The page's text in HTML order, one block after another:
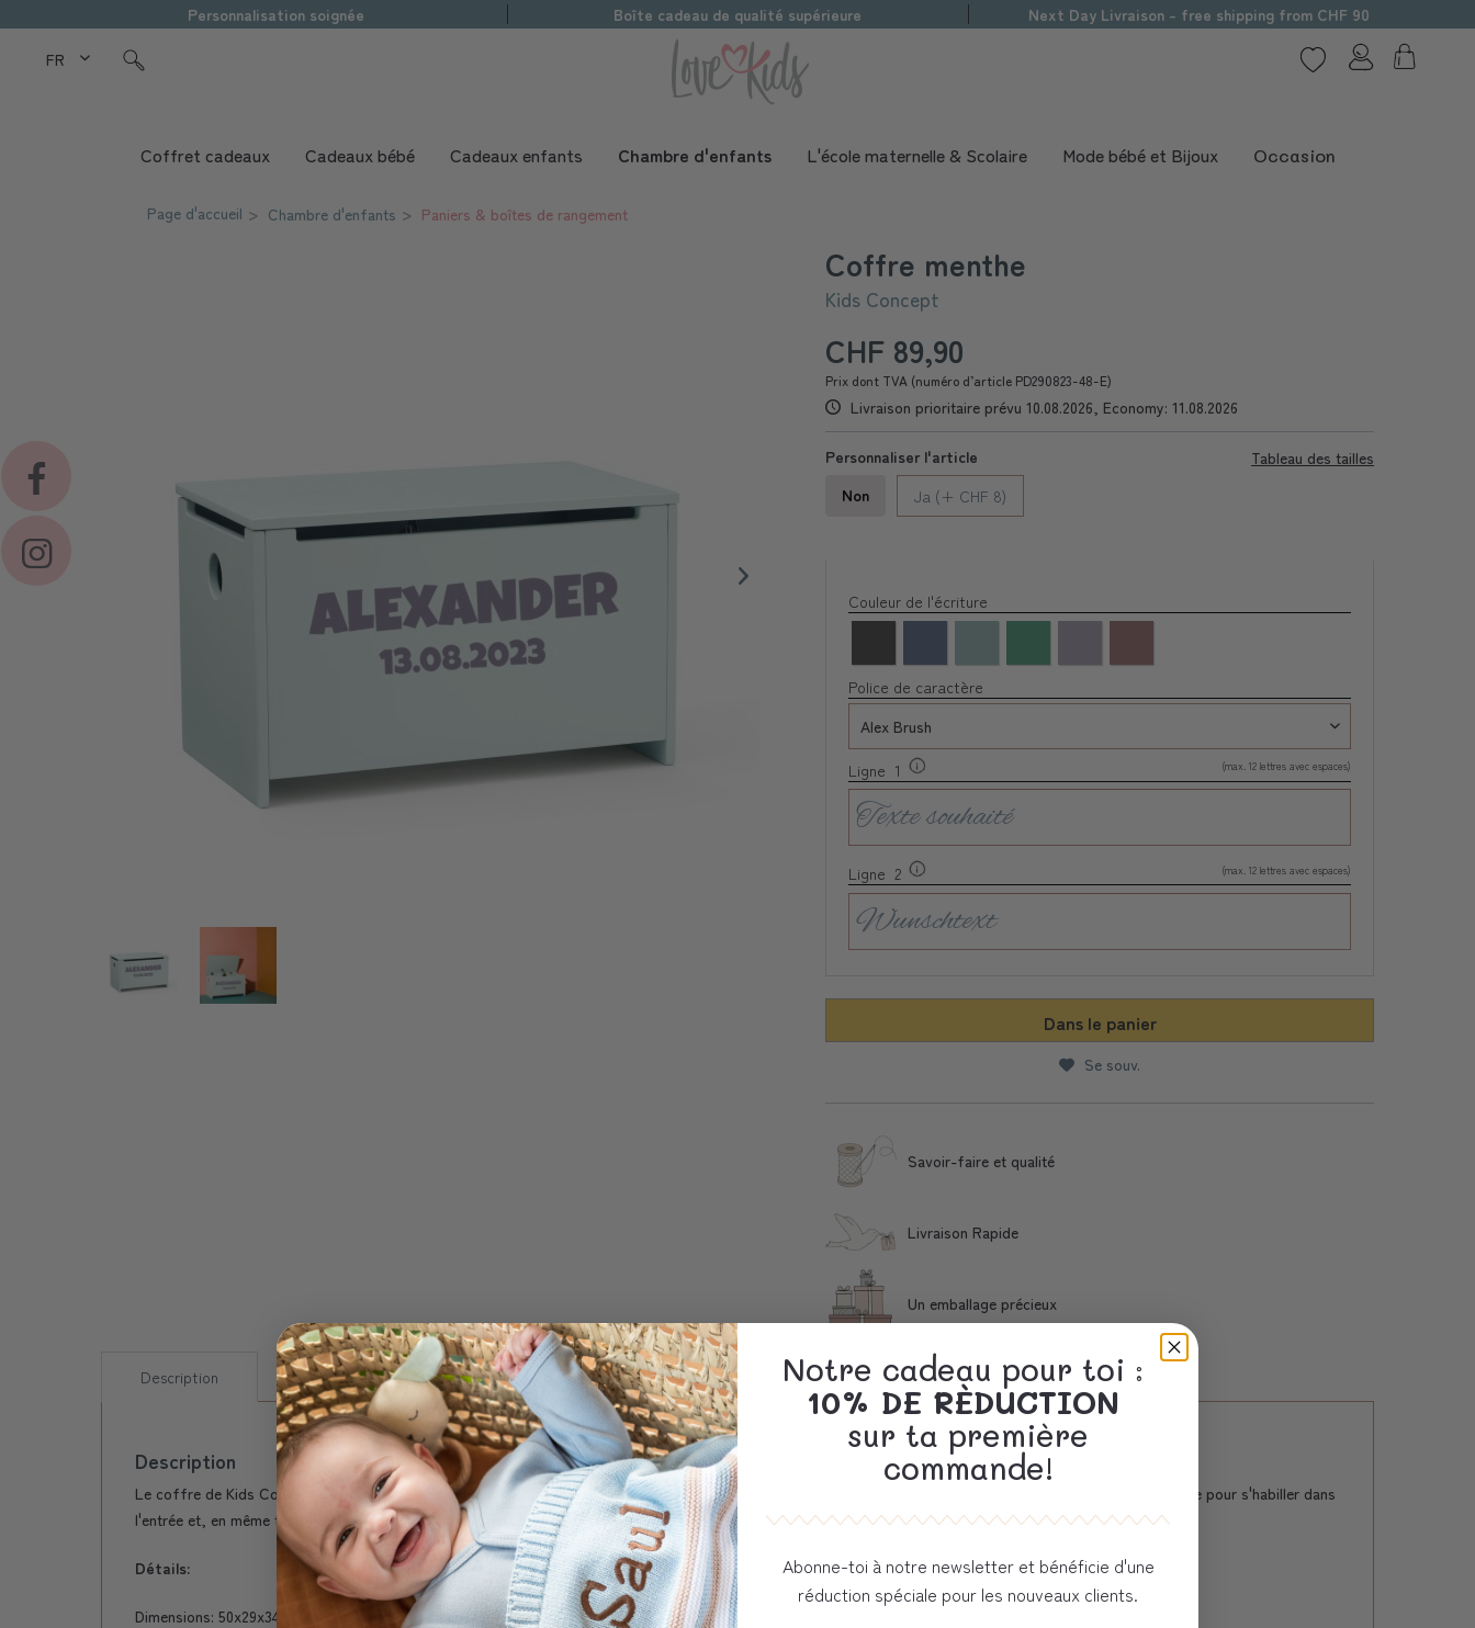
Personnalisation soignée Boîte cadeau de qualité supérieure Next Day Livraison - free shipping from CHF 90
FR Love Kids
Coffret cadeaux Cadeaux bébé Cadeaux enfants Chambre d'enfants L'école maternelle & Scolaire Mode bébé et Bijoux Occasion
Page d'accueil Chambre d'enfants Paniers & boîtes de rangement
Coffre menthe
Kids Concept
CHF 89,90
Prix dont TVA (numéro d’article PD290823-48-E)
Livraison prioritaire prévu 10.08.2026, Economy: 11.08.2026
Tableau des tailles
Personnaliser l'article
Non
Ja (+ CHF 8)
Couleur de l'écriture
Police de caractère
Ligne 1 (max. 12 lettres avec espaces)
Ligne 2 (max. 12 lettres avec espaces)
Dans le panier
Se souv.
Savoir-faire et qualité
Livraison Rapide
Un emballage précieux
Description Livraison FAQs Clientèle etreprises
Description
Le coffre de Kids Concept est un meuble de rangement pratique pour les jouets, qui s'adapte à toutes les pièces de la maison. Il peut également servir de siège pour s'habiller dans
l'entrée et, en même temps, de rangement pour les gants, chapeaux, etc.
Détails:
Dimensions: 50x29x34 cm. Hauteur d'assise: 31 cm.
Notre cadeau pour toi :
10% DE RÈDUCTION
sur ta première
commande!
Abonne-toi à notre newsletter et bénéficie d'une
réduction spéciale pour les nouveaux clients.